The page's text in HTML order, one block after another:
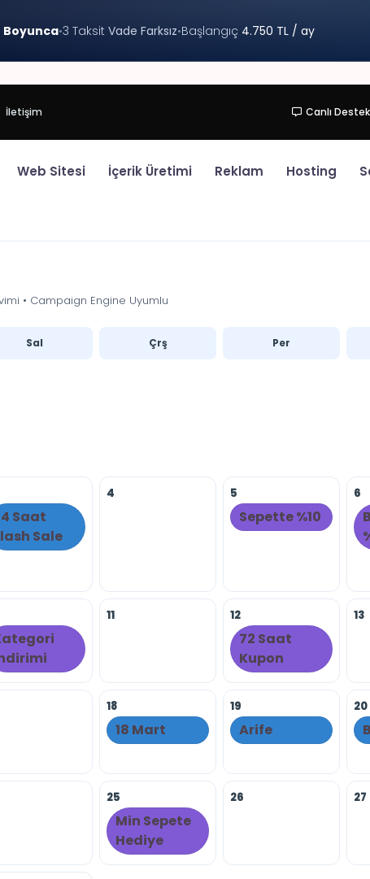
Boyunca•3 Taksit Vade Farksız•Başlangıç 4.750 TL / ay
İletişim Canlı Destek
Web Sitesi İçerik Üretimi Reklam Hosting
• Campaign Engine Uyumlu
Sal Çrş Per
Saat
Sale
4 5
Sepette %10
6
11 12
72 Saat
Kupon
13
18
18 Mart
19
Arife
20
25
Min Sepete
Hediye
26 27